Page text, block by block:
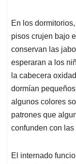
En los
pisos crujen bajo
conservan las
esperaran a los
la cabecera
dormían
algunos colores
patrones que
confunden con
El internado